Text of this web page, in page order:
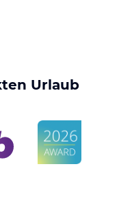
Urlaub